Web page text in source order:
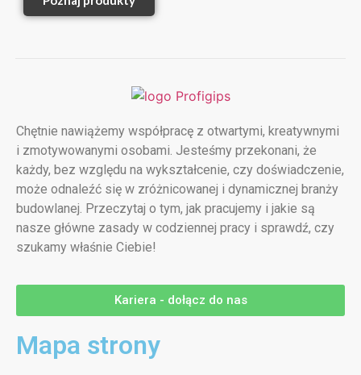
Chętnie nawiążemy współpracę z otwartymi, kreatywnymi
i zmotywowanymi osobami. Jesteśmy przekonani, że
każdy, bez względu na wykształcenie, czy doświadczenie,
może odnaleźć się w zróżnicowanej i dynamicznej branży
budowlanej. Przeczytaj o tym, jak pracujemy i jakie są
nasze główne zasady w codziennej pracy i sprawdź, czy
szukamy właśnie Ciebie!
Kariera - dołącz do nas
Mapa strony